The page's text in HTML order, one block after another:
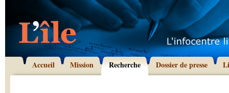
Accueil Mission Recherche Dossier de presse